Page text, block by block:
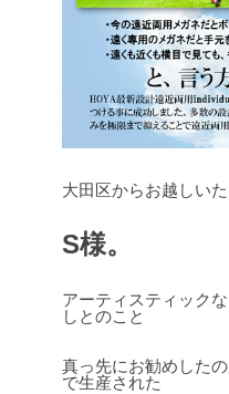
大田区からお越しい
S様。
アーティスティック
しとのこと
真っ先にお勧めした
で生産された